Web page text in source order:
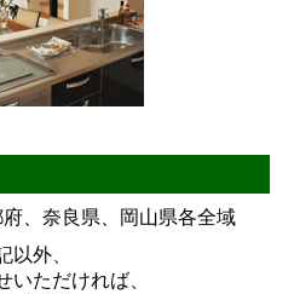
、奈良県、岡山県各全域
以外、
いただければ、